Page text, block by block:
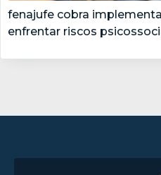
fenajufe cobra
enfrentar riscos